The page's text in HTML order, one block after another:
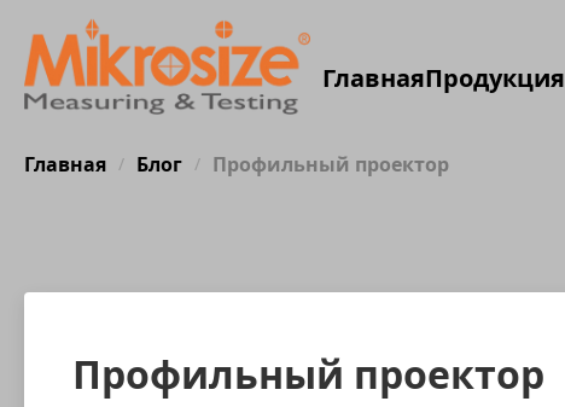
ГлавнаяПродукция
Главная / Блог / Профильный проектор
Профильный проектор